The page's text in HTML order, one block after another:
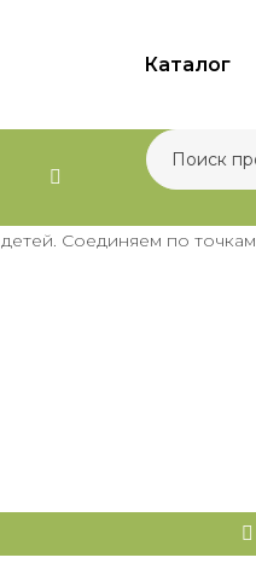
Каталог
Соединяем по точкам